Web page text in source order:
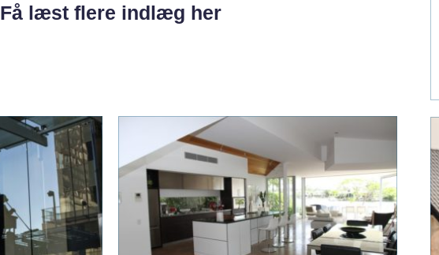
Få læst flere indlæg her